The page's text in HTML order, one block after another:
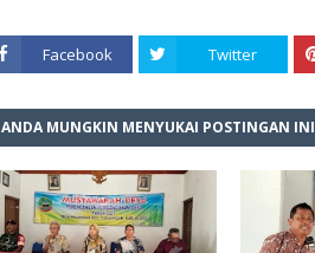
Facebook Twitter
ANDA MUNGKIN MENYUKAI POSTINGAN INI